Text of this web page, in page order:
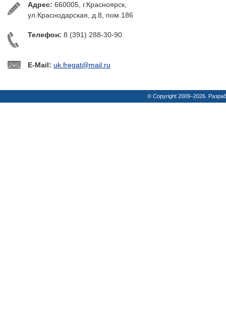
Адрес: 660005, г.Красноярск,
ул.Краснодарская, д.8, пом.186
Телефон: 8 (391) 288-30-90
E-Mail: uk.fregat@mail.ru
© Copyright 2009–2026.